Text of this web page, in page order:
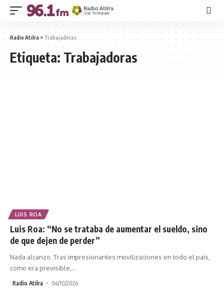
Radio Atilra > Trabajadoras
Etiqueta:Trabajadoras
LUIS ROA
Luis Roa: “No se trataba de aumentar el sueldo, sino
de que dejen de perder”
Nada alcanzo. Tras impresionantes movilizaciones en todo el país,
como era previsible, …
Radio Atilra 04/10/2024